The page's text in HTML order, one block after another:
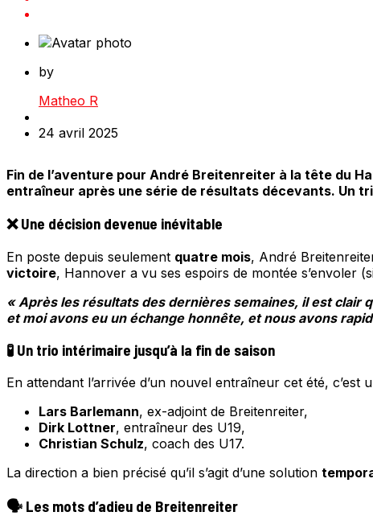
by
Matheo R
24 avril 2025
Fin de l’aventure pour André Breitenreiter à la tête du
entraîneur après une série de résultats décevants. Un
❌ Une décision devenue inévitable
En poste depuis seulement quatre mois, André
victoire, Hannover a vu ses espoirs de montée s’envoler
« Après les résultats des dernières semaines, il est clair
et moi avons eu un échange honnête, et nous avons
🧪 Un trio intérimaire jusqu’à la fin de saison
En attendant l’arrivée d’un nouvel entraîneur cet été, c’est
Lars Barlemann, ex-adjoint de Breitenreiter,
Dirk Lottner, entraîneur des U19,
Christian Schulz, coach des U17.
La direction a bien précisé qu’il s’agit d’une solution
🗣️ Les mots d’adieu de Breitenreiter